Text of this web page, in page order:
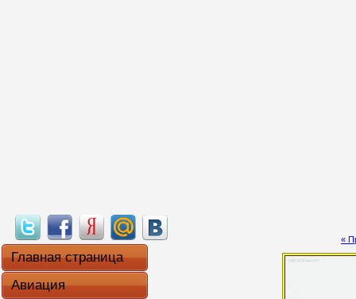
Главная страница
Авиация
«